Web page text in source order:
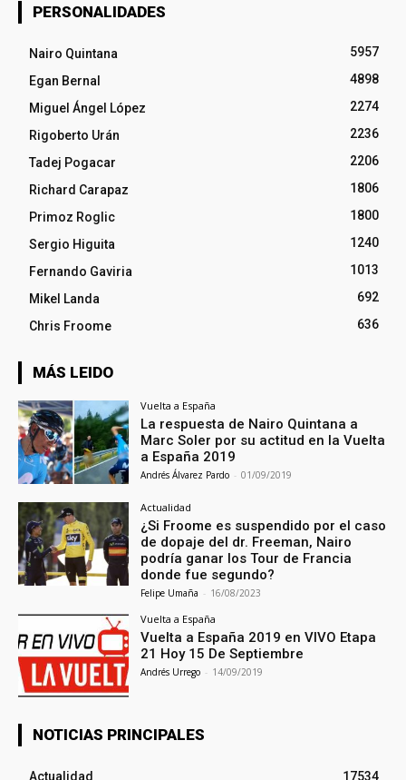
PERSONALIDADES
Nairo Quintana
5957
Egan Bernal
4898
Miguel Ángel López
2274
Rigoberto Urán
2236
Tadej Pogacar
2206
Richard Carapaz
1806
Primoz Roglic
1800
Sergio Higuita
1240
Fernando Gaviria
1013
Mikel Landa
692
Chris Froome
636
MÁS LEIDO
Vuelta a España
La respuesta de Nairo Quintana a
Marc Soler por su actitud en la Vuelta
a España 2019
Andrés Álvarez Pardo - 01/09/2019
Actualidad
¿Si Froome es suspendido por el caso
de dopaje del dr. Freeman, Nairo
podría ganar los Tour de Francia
donde fue segundo?
Felipe Umaña - 16/08/2023
Vuelta a España
Vuelta a España 2019 en VIVO Etapa
21 Hoy 15 De Septiembre
Andrés Urrego - 14/09/2019
NOTICIAS PRINCIPALES
Actualidad 17534